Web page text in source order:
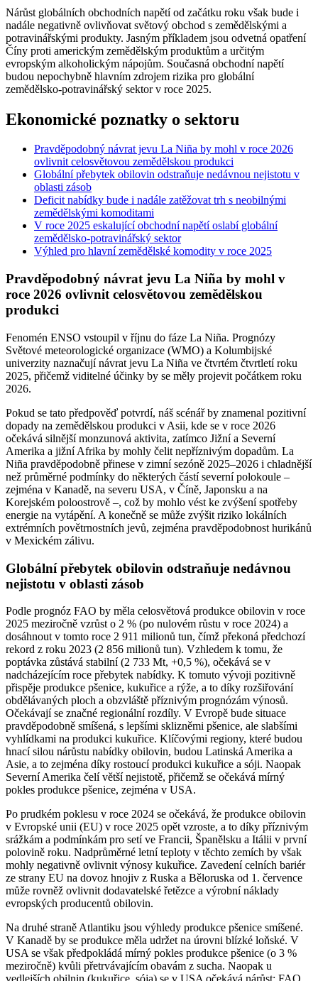
Nárůst globálních obchodních napětí od začátku roku však bude i
nadále negativně ovlivňovat světový obchod s zemědělskými a
potravinářskými produkty. Jasným příkladem jsou odvetná opatření
Číny proti americkým zemědělským produktům a určitým
evropským alkoholickým nápojům. Současná obchodní napětí
budou nepochybně hlavním zdrojem rizika pro globální
zemědělsko-potravinářský sektor v roce 2025.
Ekonomické poznatky o sektoru
Pravděpodobný návrat jevu La Niña by mohl v roce 2026
ovlivnit celosvětovou zemědělskou produkci
Globální přebytek obilovin odstraňuje nedávnou nejistotu v
oblasti zásob
Deficit nabídky bude i nadále zatěžovat trh s neobilnými
zemědělskými komoditami
V roce 2025 eskalující obchodní napětí oslabí globální
zemědělsko-potravinářský sektor
Výhled pro hlavní zemědělské komodity v roce 2025
Pravděpodobný návrat jevu La Niña by mohl v
roce 2026 ovlivnit celosvětovou zemědělskou
produkci
Fenomén ENSO vstoupil v říjnu do fáze La Niña. Prognózy
Světové meteorologické organizace (WMO) a Kolumbijské
univerzity naznačují návrat jevu La Niña ve čtvrtém čtvrtletí roku
2025, přičemž viditelné účinky by se měly projevit počátkem roku
2026.
Pokud se tato předpověď potvrdí, náš scénář by znamenal pozitivní
dopady na zemědělskou produkci v Asii, kde se v roce 2026
očekává silnější monzunová aktivita, zatímco Jižní a Severní
Amerika a jižní Afrika by mohly čelit nepříznivým dopadům. La
Niña pravděpodobně přinese v zimní sezóně 2025–2026 i chladnější
než průměrné podmínky do některých částí severní polokoule –
zejména v Kanadě, na severu USA, v Číně, Japonsku a na
Korejském poloostrově –, což by mohlo vést ke zvýšení spotřeby
energie na vytápění. A konečně se může zvýšit riziko lokálních
extrémních povětrnostních jevů, zejména pravděpodobnost hurikánů
v Mexickém zálivu.
Globální přebytek obilovin odstraňuje nedávnou
nejistotu v oblasti zásob
Podle prognóz FAO by měla celosvětová produkce obilovin v roce
2025 meziročně vzrůst o 2 % (po nulovém růstu v roce 2024) a
dosáhnout v tomto roce 2 911 milionů tun, čímž překoná předchozí
rekord z roku 2023 (2 856 milionů tun). Vzhledem k tomu, že
poptávka zůstává stabilní (2 733 Mt, +0,5 %), očekává se v
nadcházejícím roce přebytek nabídky. K tomuto vývoji pozitivně
přispěje produkce pšenice, kukuřice a rýže, a to díky rozšiřování
obdělávaných ploch a obzvláště příznivým prognózám výnosů.
Očekávají se značné regionální rozdíly. V Evropě bude situace
pravděpodobně smíšená, s lepšími sklizněmi pšenice, ale slabšími
vyhlídkami na produkci kukuřice. Klíčovými regiony, které budou
hnací silou nárůstu nabídky obilovin, budou Latinská Amerika a
Asie, a to zejména díky rostoucí produkci kukuřice a sóji. Naopak
Severní Amerika čelí větší nejistotě, přičemž se očekává mírný
pokles produkce pšenice, zejména v USA.
Po prudkém poklesu v roce 2024 se očekává, že produkce obilovin
v Evropské unii (EU) v roce 2025 opět vzroste, a to díky příznivým
srážkám a podmínkám pro setí ve Francii, Španělsku a Itálii v první
polovině roku. Nadprůměrné letní teploty v těchto zemích by však
mohly negativně ovlivnit výnosy kukuřice. Zavedení celních bariér
ze strany EU na dovoz hnojiv z Ruska a Běloruska od 1. července
může rovněž ovlivnit dodavatelské řetězce a výrobní náklady
evropských producentů obilovin.
Na druhé straně Atlantiku jsou výhledy produkce pšenice smíšené.
V Kanadě by se produkce měla udržet na úrovni blízké loňské. V
USA se však předpokládá mírný pokles produkce pšenice (o 3 %
meziročně) kvůli přetrvávajícím obavám z sucha. Naopak u